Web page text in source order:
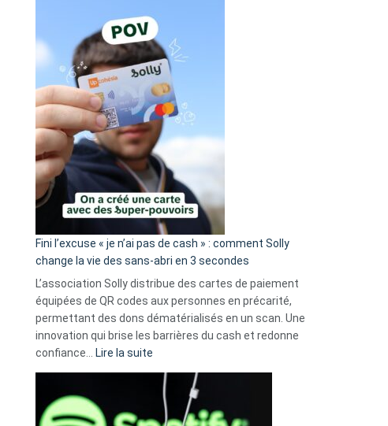
Fini l’excuse « je n’ai pas de cash » : comment Solly
change la vie des sans-abri en 3 secondes
L’association Solly distribue des cartes de paiement
équipées de QR codes aux personnes en précarité,
permettant des dons dématérialisés en un scan. Une
innovation qui brise les barrières du cash et redonne
confiance…
Lire la suite
l’excuse
je